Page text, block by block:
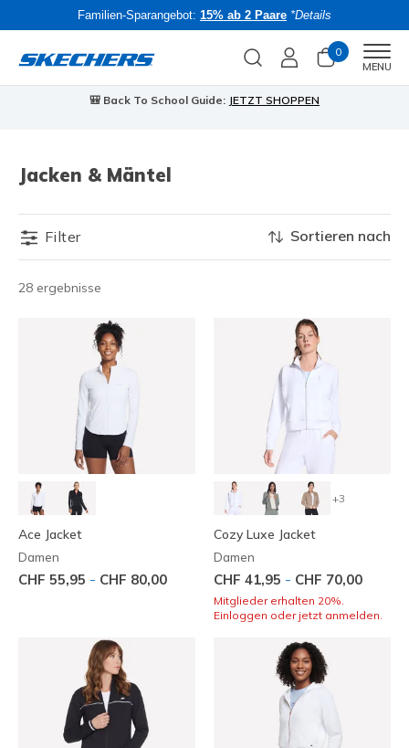
Familien-Sparangebot: 15% ab 2 Paare *Details
0
MENU
🎒 Back To School Guide: JETZT SHOPPEN
Jacken & Mäntel
Filter
28 ergebnisse
Sortieren nach
Ace Jacket
Damen
CHF 55,95 - CHF 80,00
+3
Cozy Luxe Jacket
Damen
CHF 41,95 - CHF 70,00
Mitglieder erhalten 20%.
Einloggen oder jetzt anmelden.